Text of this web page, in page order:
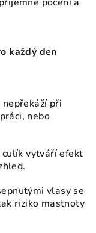
každý den
při
nebo
culík vytváří efekt
vlasy se
riziko mastnoty